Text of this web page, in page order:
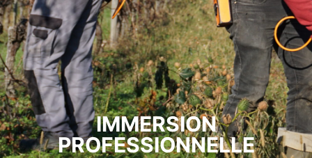
IMMERSION
PROFESSIONNELLE